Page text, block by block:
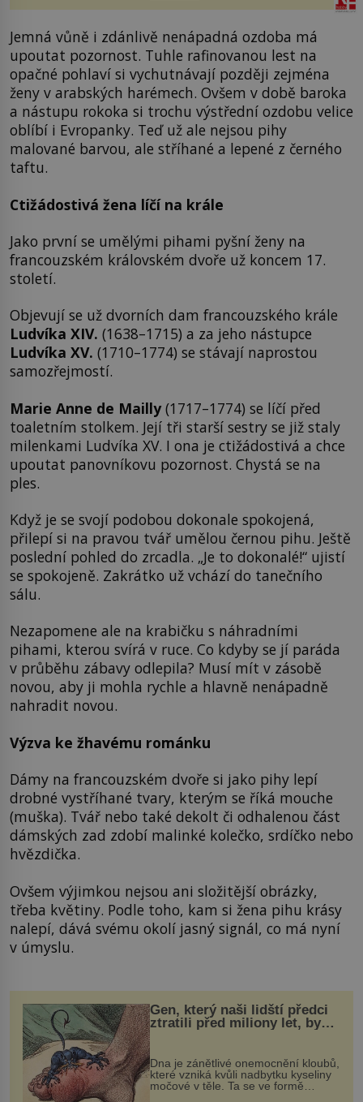
Jemná vůně i zdánlivě nenápadná ozdoba má
upoutat pozornost. Tuhle rafinovanou lest na
opačné pohlaví si vychutnávají později zejména
ženy v arabských harémech. Ovšem v době baroka
a nástupu rokoka si trochu výstřední ozdobu velice
oblíbí i Evropanky. Teď už ale nejsou pihy
malované barvou, ale stříhané a lepené z černého
taftu.
Ctižádostivá žena líčí na krále
Jako první se umělými pihami pyšní ženy na
francouzském královském dvoře už koncem 17.
století.
Objevují se už dvorních dam francouzského krále
Ludvíka XIV. (1638–1715) a za jeho nástupce
Ludvíka XV. (1710–1774) se stávají naprostou
samozřejmostí.
Marie Anne de Mailly(1717–1774) se líčí před
toaletním stolkem. Její tři starší sestry se již staly
milenkami Ludvíka XV. I ona je ctižádostivá a chce
upoutat panovníkovu pozornost. Chystá se na
ples.
Když je se svojí podobou dokonale spokojená,
přilepí si na pravou tvář umělou černou pihu. Ještě
poslední pohled do zrcadla. „Je to dokonalé!“ ujistí
se spokojeně. Zakrátko už vchází do tanečního
sálu.
Nezapomene ale na krabičku s náhradními
pihami, kterou svírá v ruce. Co kdyby se jí paráda
v průběhu zábavy odlepila? Musí mít v zásobě
novou, aby ji mohla rychle a hlavně nenápadně
nahradit novou.
Výzva ke žhavému románku
Dámy na francouzském dvoře si jako pihy lepí
drobné vystříhané tvary, kterým se říká mouche
(muška). Tvář nebo také dekolt či odhalenou část
dámských zad zdobí malinké kolečko, srdíčko nebo
hvězdička.
Ovšem výjimkou nejsou ani složitější obrázky,
třeba květiny. Podle toho, kam si žena pihu krásy
nalepí, dává svému okolí jasný signál, co má nyní
v úmyslu.
Gen, který naši lidští předci
ztratili před miliony let, by
mohl pomoci s léčbou
„nemoci králů“
Dna je zánětlivé onemocnění kloubů,
které vzniká kvůli nadbytku kyseliny
močové v těle. Ta se ve formě